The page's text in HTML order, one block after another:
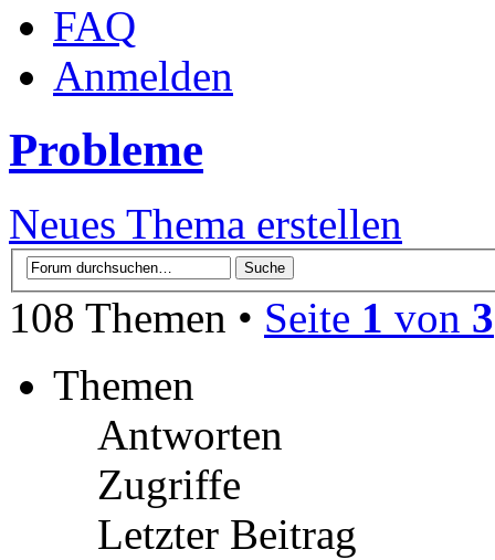
FAQ
Anmelden
Probleme
Neues Thema erstellen
108 Themen • Seite 1 von 3
Themen
Antworten
Zugriffe
Letzter Beitrag